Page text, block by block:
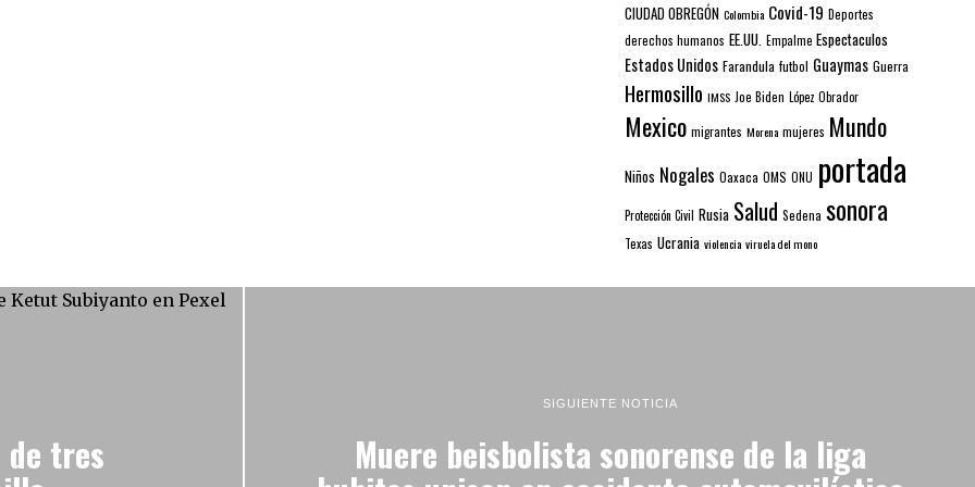
CIUDAD OBREGÓN Colombia Covid-19 Deportes
derechos humanos EE.UU. Empalme Espectaculos
Estados Unidos Farandula futbol Guaymas Guerra
Hermosillo IMSS Joe Biden López Obrador
Mexico migrantes Morena mujeres Mundo
Niños Nogales Oaxaca OMS ONU portada
Protección Civil Rusia Salud Sedena sonora
Texas Ucrania violencia viruela del mono
tres
SIGUIENTE NOTICIA
Muere beisbolista sonorense de la liga